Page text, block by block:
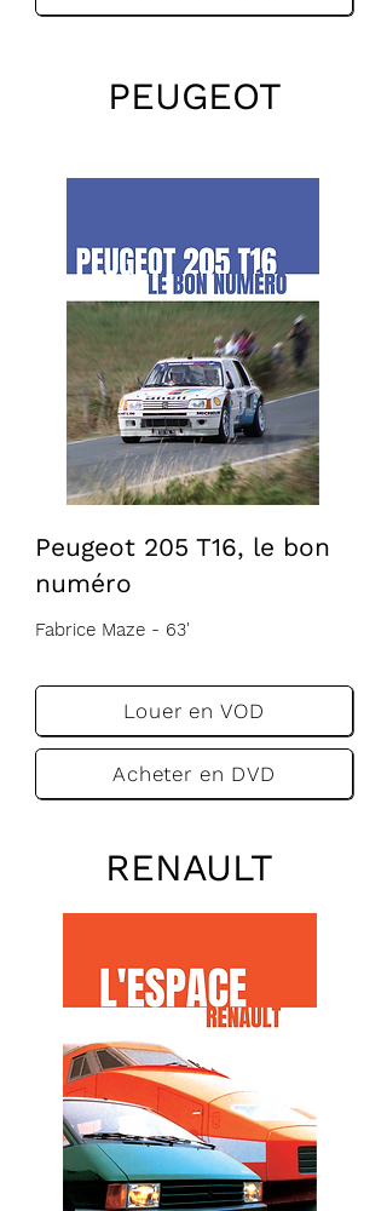
PEUGEOT
Peugeot 205 T16, le bon
numéro
Fabrice Maze - 63'
Louer en VOD
Acheter en DVD
RENAULT